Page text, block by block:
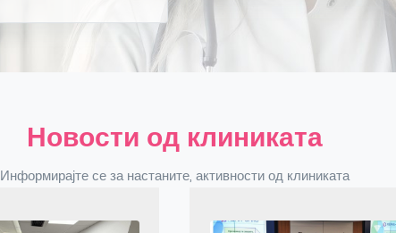
Новости од клиниката
Информирајте се за настаните, активности од клиниката